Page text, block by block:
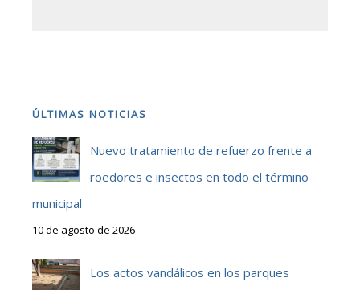
ÚLTIMAS NOTICIAS
Nuevo tratamiento de refuerzo frente a
roedores e insectos en todo el término
municipal
10 de agosto de 2026
Los actos vandálicos en los parques